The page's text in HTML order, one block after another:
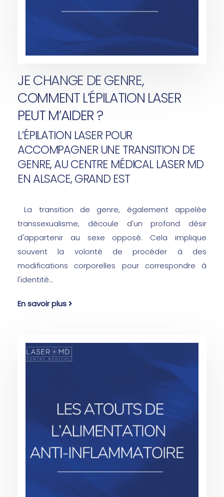
JE CHANGE DE GENRE,
COMMENT L’ÉPILATION LASER
PEUT M’AIDER ?
L’ÉPILATION LASER POUR
ACCOMPAGNER UNE TRANSITION DE
GENRE, AU CENTRE MÉDICAL LASER MD
EN ALSACE, GRAND EST
La transition de genre, également appelée
transsexualisme, découle d'un profond désir
d'appartenir au sexe opposé. Cela implique
souvent la volonté de procéder à des
modifications corporelles pour correspondre à
l'identité...
En savoir plus